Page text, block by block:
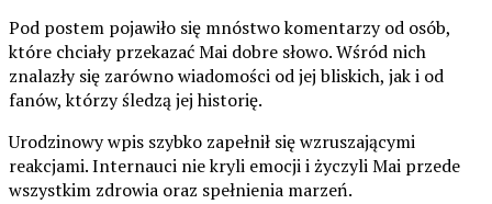
Pod postem pojawiło się mnóstwo komentarzy od osób,
które chciały przekazać Mai dobre słowo. Wśród nich
znalazły się zarówno wiadomości od jej bliskich, jak i od
fanów, którzy śledzą jej historię.
Urodzinowy wpis szybko zapełnił się wzruszającymi
reakcjami. Internauci nie kryli emocji i życzyli Mai przede
wszystkim zdrowia oraz spełnienia marzeń.